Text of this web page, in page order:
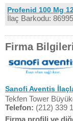
Profenid 100 Mg
İlaç Barkodu:
Firma Bilgileri
Sanofi Aventis
Tekfen Tower
Telefon: (212) 339
Firma profili ve